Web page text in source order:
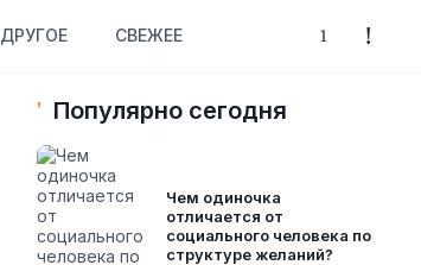
ДРУГОЕ СВЕЖЕЕ
Популярно сегодня
Чем одиночка
отличается от
социального человека по
структуре желаний?